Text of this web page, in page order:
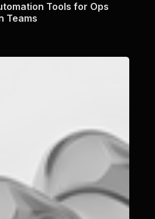
Tools for Ops
Teams